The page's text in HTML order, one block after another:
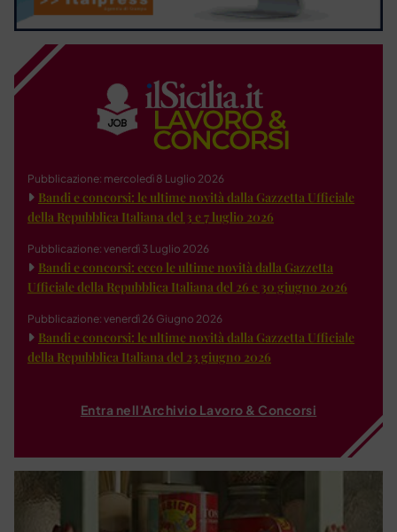
Pubblicazione: mercoledì 8 Luglio 2026
Bandi e concorsi: le ultime novità dalla Gazzetta Ufficiale
della Repubblica Italiana del 3 e 7 luglio 2026
Pubblicazione: venerdì 3 Luglio 2026
Bandi e concorsi: ecco le ultime novità dalla Gazzetta
Ufficiale della Repubblica Italiana del 26 e 30 giugno 2026
Pubblicazione: venerdì 26 Giugno 2026
Bandi e concorsi: le ultime novità dalla Gazzetta Ufficiale
della Repubblica Italiana del 23 giugno 2026
Entra nell'Archivio Lavoro & Concorsi